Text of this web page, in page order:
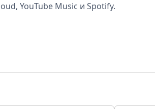
YouTube Music и Spotify.